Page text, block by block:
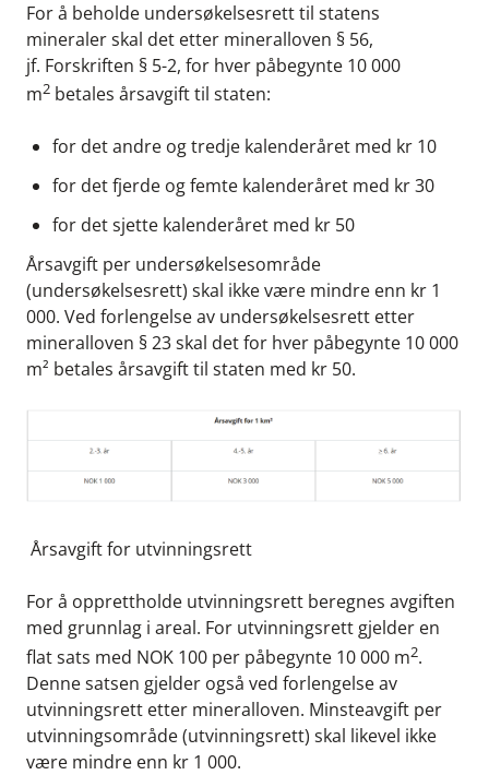
For å beholde undersøkelsesrett til statens
mineraler skal det etter mineralloven § 56,
jf. Forskriften § 5-2, for hver påbegynte 10 000
m2 betales årsavgift til staten:
for det andre og tredje kalenderåret med kr 10
for det fjerde og femte kalenderåret med kr 30
for det sjette kalenderåret med kr 50
Årsavgift per undersøkelsesområde
(undersøkelsesrett) skal ikke være mindre enn kr 1
000. Ved forlengelse av undersøkelsesrett etter
mineralloven § 23 skal det for hver påbegynte 10 000
m² betales årsavgift til staten med kr 50.
Årsavgift for utvinningsrett
For å opprettholde utvinningsrett beregnes avgiften
med grunnlag i areal. For utvinningsrett gjelder en
flat sats med NOK 100 per påbegynte 10 000 m2.
Denne satsen gjelder også ved forlengelse av
utvinningsrett etter mineralloven. Minsteavgift per
utvinningsområde (utvinningsrett) skal likevel ikke
være mindre enn kr 1 000.